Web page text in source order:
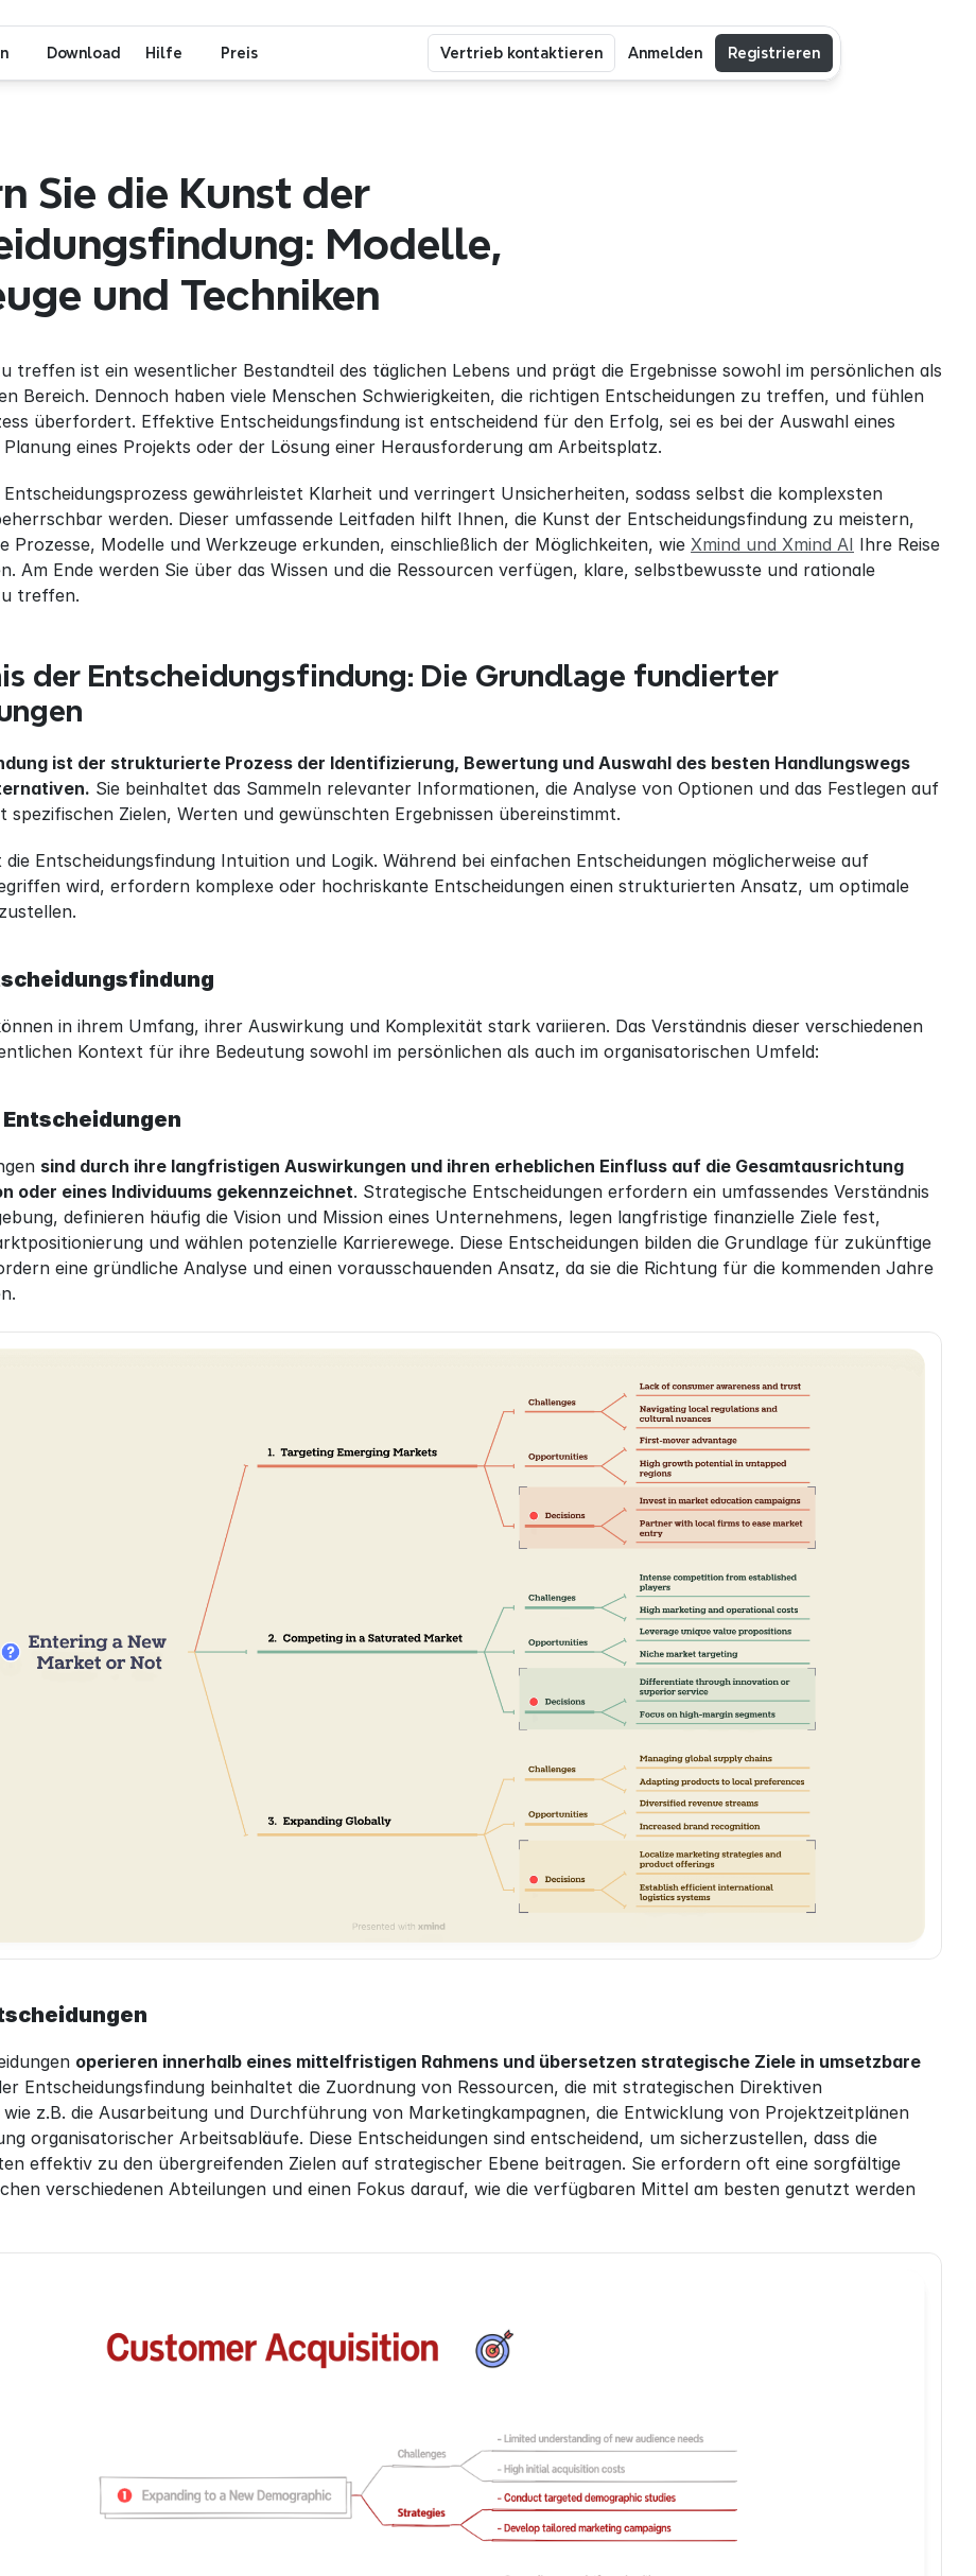
Sie die Kunst der
Modelle,
und Techniken
treffen ist ein wesentlicher Bestandteil des täglichen Lebens und prägt die Ergebnisse sowohl im persönlichen als
Bereich. Dennoch haben viele Menschen Schwierigkeiten, die richtigen Entscheidungen zu treffen, und fühlen
überfordert. Effektive Entscheidungsfindung ist entscheidend für den Erfolg, sei es bei der Auswahl eines
Planung eines Projekts oder der Lösung einer Herausforderung am Arbeitsplatz.
gewährleistet Klarheit und verringert Unsicherheiten, sodass selbst die komplexsten
werden. Dieser umfassende Leitfaden hilft Ihnen, die Kunst der Entscheidungsfindung zu meistern,
Prozesse, Modelle und Werkzeuge erkunden, einschließlich der Möglichkeiten, wie Xmind und Xmind AI Ihre Reise
Am Ende werden Sie über das Wissen und die Ressourcen verfügen, klare, selbstbewusste und rationale
treffen.
der Entscheidungsfindung: Die Grundlage fundierter
ist der strukturierte Prozess der Identifizierung, Bewertung und Auswahl des besten Handlungswegs
Sie beinhaltet das Sammeln relevanter Informationen, die Analyse von Optionen und das Festlegen auf
spezifischen Zielen, Werten und gewünschten Ergebnissen übereinstimmt.
Entscheidungsfindung Intuition und Logik. Während bei einfachen Entscheidungen möglicherweise auf
wird, erfordern komplexe oder hochriskante Entscheidungen einen strukturierten Ansatz, um optimale
in ihrem Umfang, ihrer Auswirkung und Komplexität stark variieren. Das Verständnis dieser verschiedenen
Kontext für ihre Bedeutung sowohl im persönlichen als auch im organisatorischen Umfeld:
sind durch ihre langfristigen Auswirkungen und ihren erheblichen Einfluss auf die Gesamtausrichtung
oder eines Individuums gekennzeichnet. Strategische Entscheidungen erfordern ein umfassendes Verständnis
definieren häufig die Vision und Mission eines Unternehmens, legen langfristige finanzielle Ziele fest,
und wählen potenzielle Karrierewege. Diese Entscheidungen bilden die Grundlage für zukünftige
eine gründliche Analyse und einen vorausschauenden Ansatz, da sie die Richtung für die kommenden Jahre
operieren innerhalb eines mittelfristigen Rahmens und übersetzen strategische Ziele in umsetzbare
Entscheidungsfindung beinhaltet die Zuordnung von Ressourcen, die mit strategischen Direktiven
z.B. die Ausarbeitung und Durchführung von Marketingkampagnen, die Entwicklung von Projektzeitplänen
organisatorischer Arbeitsabläufe. Diese Entscheidungen sind entscheidend, um sicherzustellen, dass die
effektiv zu den übergreifenden Zielen auf strategischer Ebene beitragen. Sie erfordern oft eine sorgfältige
verschiedenen Abteilungen und einen Fokus darauf, wie die verfügbaren Mittel am besten genutzt werden
Download Hilfe Preis Vertrieb kontaktieren Anmelden Registrieren